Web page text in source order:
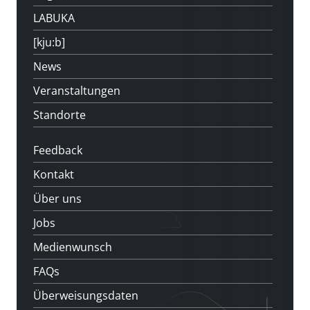
LABUKA
[kju:b]
News
Veranstaltungen
Standorte
Feedback
Kontakt
Über uns
Jobs
Medienwunsch
FAQs
Überweisungsdaten